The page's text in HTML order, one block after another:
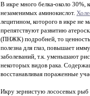
В икре много белка-около 30%,
незаменимых аминокислот.
лецитином, которого в икре не
препятствуют развитию
(ПНЖК) подробней, то ценность
полезна для глаз, повышает
заболеваний, т.к. уменьшают
некоторых видов рака.
восстанавливая пораженные
Икру зернистую лососевых рыб